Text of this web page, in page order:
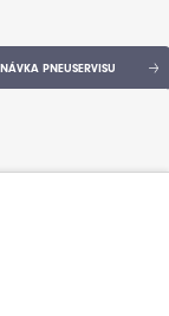
PNEUSERVISU